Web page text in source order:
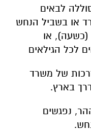
לבאים
או בשביל הנחש
(כשעה), או
לכל הגילאים
של משרד
בארץ.
נפגשים